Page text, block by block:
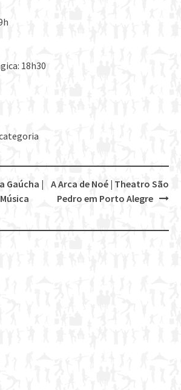
18h30
A Arca de Noé | Theatro São
Pedro em Porto Alegre
Gaúcha |